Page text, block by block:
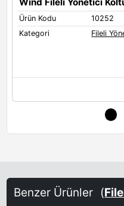
Ürün Kodu
10252
Kategori
Fileli
Benzer Ürünler (